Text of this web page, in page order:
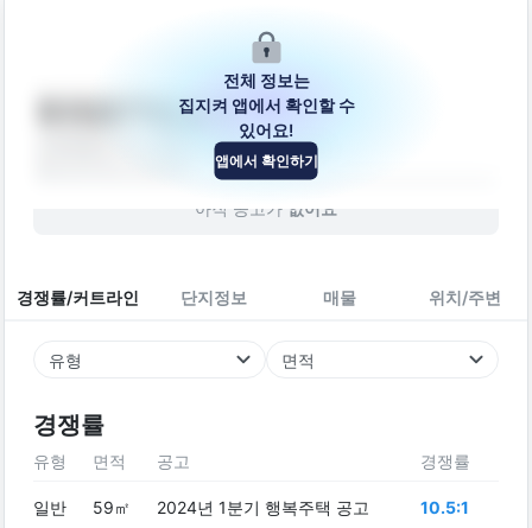
퇴계로77번길 9
강원특별자치도 춘천시 퇴계로77번길 9
아직 공고가 없어요
경쟁률/커트라인 단지정보 매물 위치/주변
유형 면적
경쟁률
전체 정보는
집지켜 앱에서 확인할 수
있어요!
앱에서 확인하기
유형 면적 공고 경쟁률
일반 59㎡ 2024년 1분기 행복주택 공고 10.5:1